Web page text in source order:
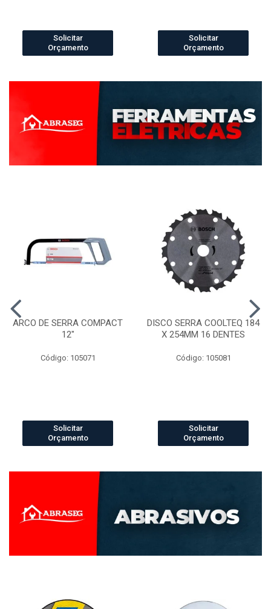
Solicitar
Orçamento
Solicitar
Orçamento
ARCO DE SERRA COMPACT
12"
Código: 105071
Solicitar
Orçamento
DISCO SERRA COOLTEQ 184
X 254MM 16 DENTES
Código: 105081
Solicitar
Orçamento